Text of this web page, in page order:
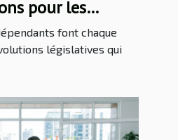
pour les
en
font chaque
législatives qui